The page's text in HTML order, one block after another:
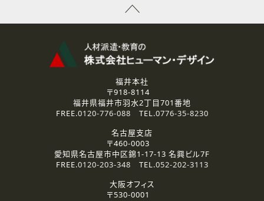
福井本社
〒918-8114
福井県福井市羽水2丁目701番地
FREE.0120-776-088 TEL.0776-35-8230
名古屋支店
〒460-0003
愛知県名古屋市中区錦1-17-13 名興ビル7F
FREE.0120-203-348 TEL.052-202-3113
大阪オフィス
〒530-0001